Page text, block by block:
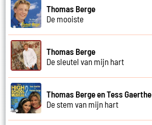
Thomas Berge
De mooiste
Thomas Berge
De sleutel van mijn hart
Thomas Berge en Tess Gaerthe
De stem van mijn hart